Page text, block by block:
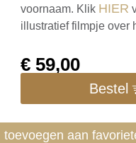
voornaam. Klik HIER
illustratief filmpje over
€ 59,00
Bestel
toevoegen aan